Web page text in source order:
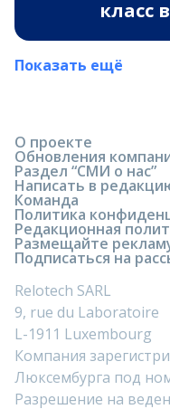
класс
Показать ещё
О проекте
Обновления
Раздел “СМИ о нас”
Написать в
Команда
Политика
Редакционная
Размещайте
Подписаться на
Relotech SARL
9, rue du Laboratoire
L-1911 Luxembourg
Компания
Люксембурга под
Разрешение на